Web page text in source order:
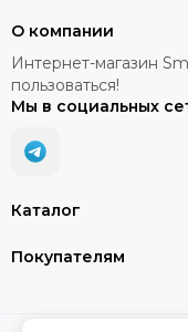
Каталог
Покупателям
О компании
Интернет-магазин
пользоваться!
Мы в социальных